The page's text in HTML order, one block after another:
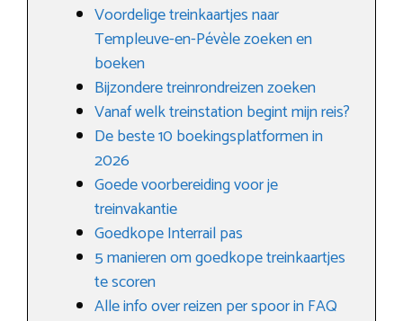
Voordelige treinkaartjes naar
Templeuve-en-Pévèle zoeken en
boeken
Bijzondere treinrondreizen zoeken
Vanaf welk treinstation begint mijn reis?
De beste 10 boekingsplatformen in
2026
Goede voorbereiding voor je
treinvakantie
Goedkope Interrail pas
5 manieren om goedkope treinkaartjes
te scoren
Alle info over reizen per spoor in FAQ